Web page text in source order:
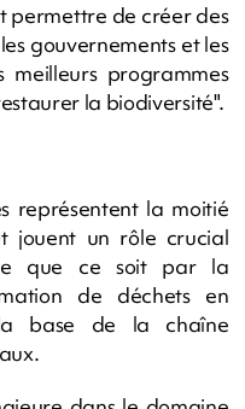
permettre de créer des
gouvernements et les
meilleurs programmes
la biodiversité".
représentent la moitié
jouent un rôle crucial
que ce soit par la
de déchets en
base de la chaîne